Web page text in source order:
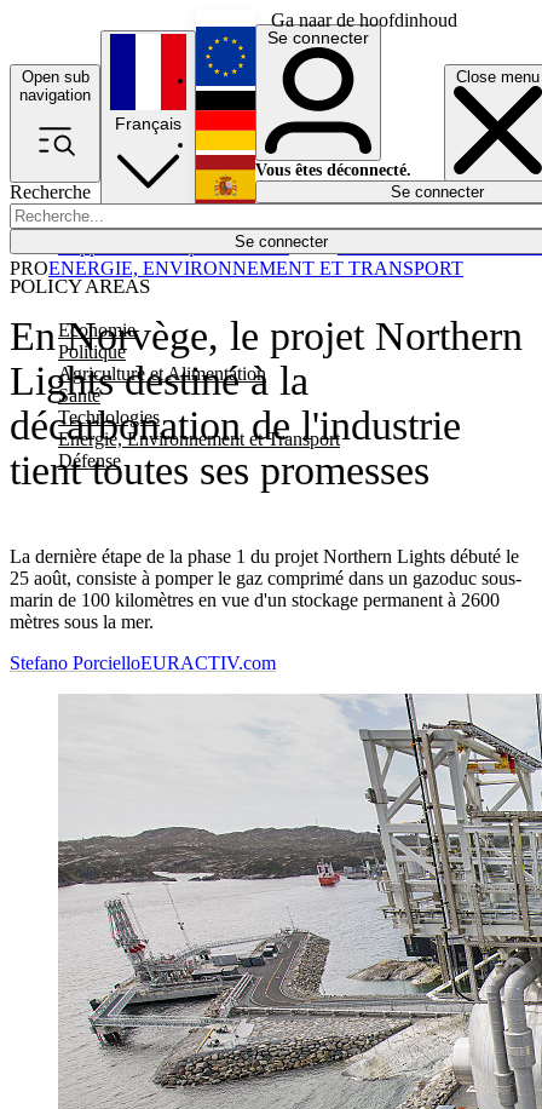
Ga naar de hoofdinhoud
Open sub
navigation
Close menu
Recherche
Se connecter
POLICY AREAS
Economie
Politique
Agriculture et Alimentation
Santé
Technologies
Energie, Environnement et Transport
Défense
Économie
Français
English
Deutsch
Español
Se connecter
Vous êtes déconnecté.
Se connecter
En Norvège, le projet Northern
Lights destiné à la
décarbonation de l'industrie
tient toutes ses promesses
La dernière étape de la phase 1 du projet Northern Lights débuté le
25 août, consiste à pomper le gaz comprimé dans un gazoduc sous-
marin de 100 kilomètres en vue d'un stockage permanent à 2600
mètres sous la mer.
PROENERGIE, ENVIRONNEMENT ET TRANSPORT
Stefano PorcielloEURACTIV.com